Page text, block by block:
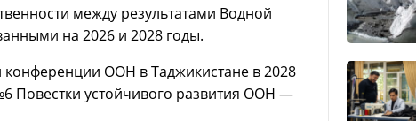
между результатами Водной
на 2026 и 2028 годы.
ООН в Таджикистане в 2028
Повестки устойчивого развития ООН —